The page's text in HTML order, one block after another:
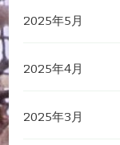
2025年5月
2025年4月
2025年3月